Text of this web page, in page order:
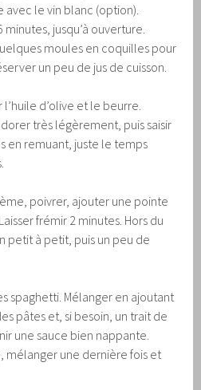
avec le vin blanc (option).
minutes, jusqu’à ouverture.
moules en coquilles pour
un peu de jus de cuisson.
d’olive et le beurre.
très légèrement, puis saisir
en remuant, juste le temps
poivrer, ajouter une pointe
frémir 2 minutes. Hors du
petit à petit, puis un peu de
spaghetti. Mélanger en ajoutant
pâtes et, si besoin, un trait de
une sauce bien nappante.
mélanger une dernière fois et